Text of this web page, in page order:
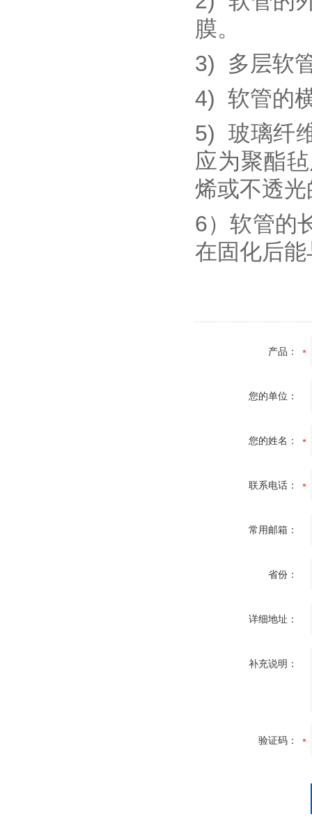
膜。
3) 多层软
4) 软管的
5) 玻璃纤
应为聚酯
烯或不透
6）软管的
在固化后
产品：
您的单位：
您的姓名：
联系电话：
常用邮箱：
省份：
详细地址：
补充说明：
验证码：